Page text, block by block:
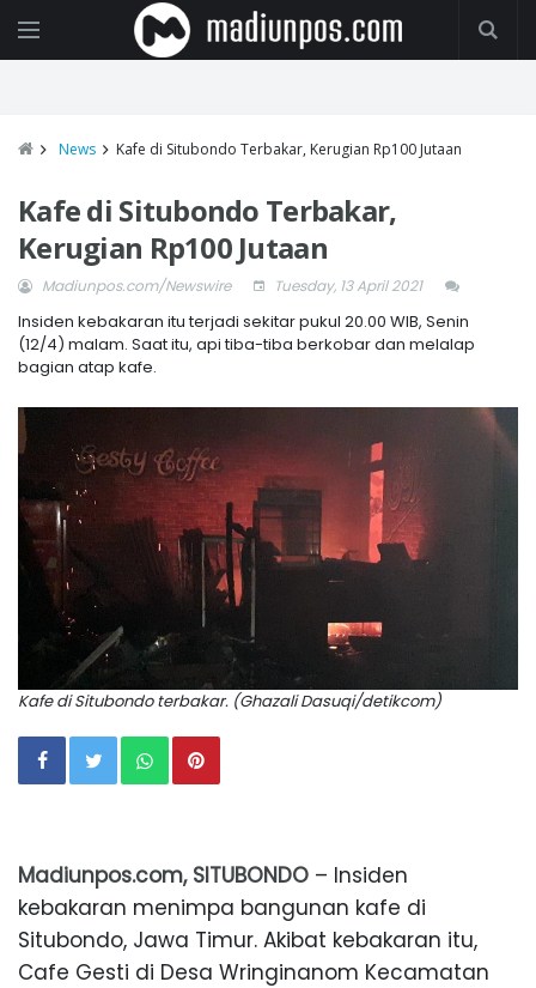
News Kafe di Situbondo Terbakar, Kerugian Rp100 Jutaan
Kafe di Situbondo Terbakar,
Kerugian Rp100 Jutaan
Madiunpos.com/Newswire Tuesday, 13 April 2021
Insiden kebakaran itu terjadi sekitar pukul 20.00 WIB, Senin
(12/4) malam. Saat itu, api tiba-tiba berkobar dan melalap
bagian atap kafe.
Kafe di Situbondo terbakar. (Ghazali Dasuqi/detikcom)
Madiunpos.com, SITUBONDO – Insiden
kebakaran menimpa bangunan kafe di
Situbondo, Jawa Timur. Akibat kebakaran itu,
Cafe Gesti di Desa Wringinanom Kecamatan